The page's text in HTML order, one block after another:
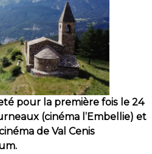
pour la première fois le 24
(cinéma l’Embellie) et
de Val Cenis